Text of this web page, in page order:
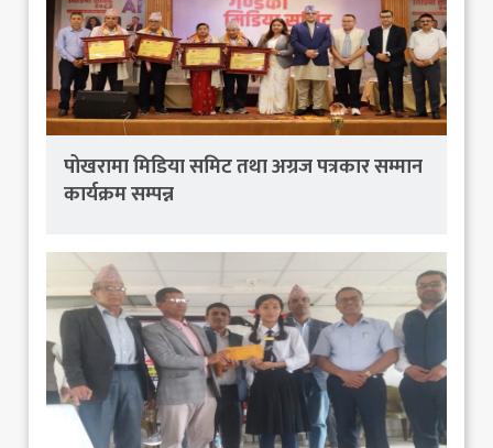
पोखरामा मिडिया समिट तथा अग्रज पत्रकार सम्मान
कार्यक्रम सम्पन्न